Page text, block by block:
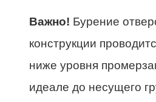
Важно! Бурение
конструкции
ниже уровня
идеале до несущего